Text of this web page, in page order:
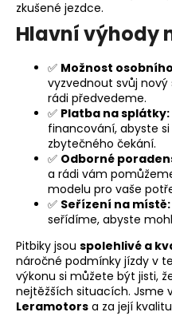
zkušené jezdce.
Hlavní výhody
✅ Možnost
vyzvednout svůj
rádi předvedeme.
✅ Platba na splátky:
financování, abyste
zbytečného čekání.
✅ Odborné
a rádi vám
modelu pro vaše
✅ Seřízení na místě:
seřídíme, abyste
Pitbiky jsou spolehlivé a
náročné podmínky jízdy v
výkonu si můžete být jisti,
nejtěžších situacích. Jsme
Leramotors a za její
e
t